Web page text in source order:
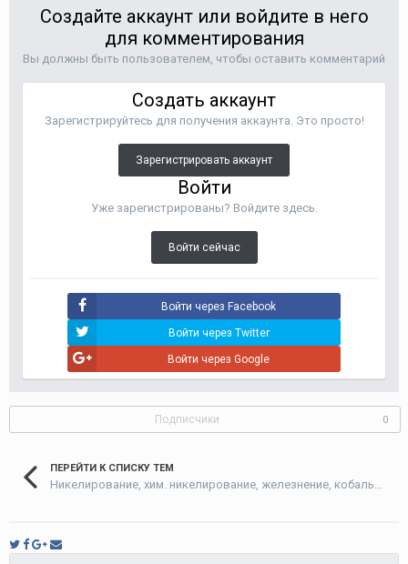
Создайте аккаунт или войдите в него
для комментирования
Вы должны быть пользователем, чтобы оставить комментарий
Создать аккаунт
Зарегистрируйтесь для получения аккаунта. Это просто!
Зарегистрировать аккаунт
Войти
Уже зарегистрированы? Войдите здесь.
Войти сейчас
Войти через Facebook
Войти через Twitter
Войти через Google
Подписчики 0
ПЕРЕЙТИ К СПИСКУ ТЕМ
Никелирование, хим. никелирование, железнение, кобальтирование